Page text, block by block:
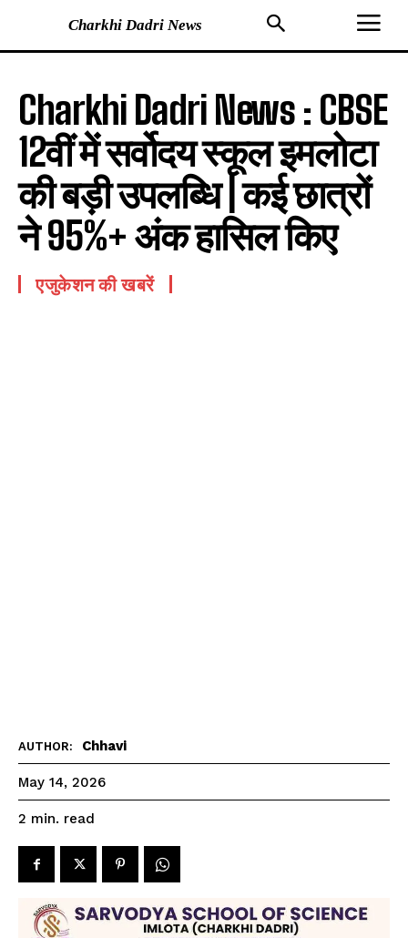
Charkhi Dadri News
Charkhi Dadri News : CBSE
12वीं में सर्वोदय स्कूल इमलोटा
की बड़ी उपलब्धि | कई छात्रों
ने 95%+ अंक हासिल किए
एजुकेशन की खबरें
AUTHOR: Chhavi
May 14, 2026
2 min. read